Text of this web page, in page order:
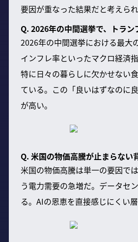
要因が重なった結果だと考えられ
Q. 2026年の中間選挙で、トラ
2026年の中間選挙における最大
インフレ率といったマクロ経済
特に日々の暮らしに欠かせない
ている。この「良いはずなのに
が高い。
Q. 米国の物価高騰が止まらない
米国の物価高騰は単一の要因で
う電力需要の急増だ。データセ
る。AIの恩恵を直接感じにくい